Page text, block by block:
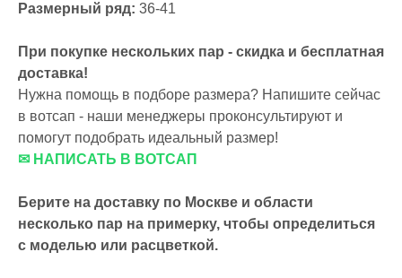
Размерный ряд: 36-41
При покупке нескольких пар - скидка и бесплатная
доставка!
Нужна помощь в подборе размера? Напишите сейчас
в вотсап - наши менеджеры проконсультируют и
помогут подобрать идеальный размер!
✉ НАПИСАТЬ В ВОТСАП
Берите на доставку по Москве и области
несколько пар на примерку, чтобы определиться
с моделью или расцветкой.